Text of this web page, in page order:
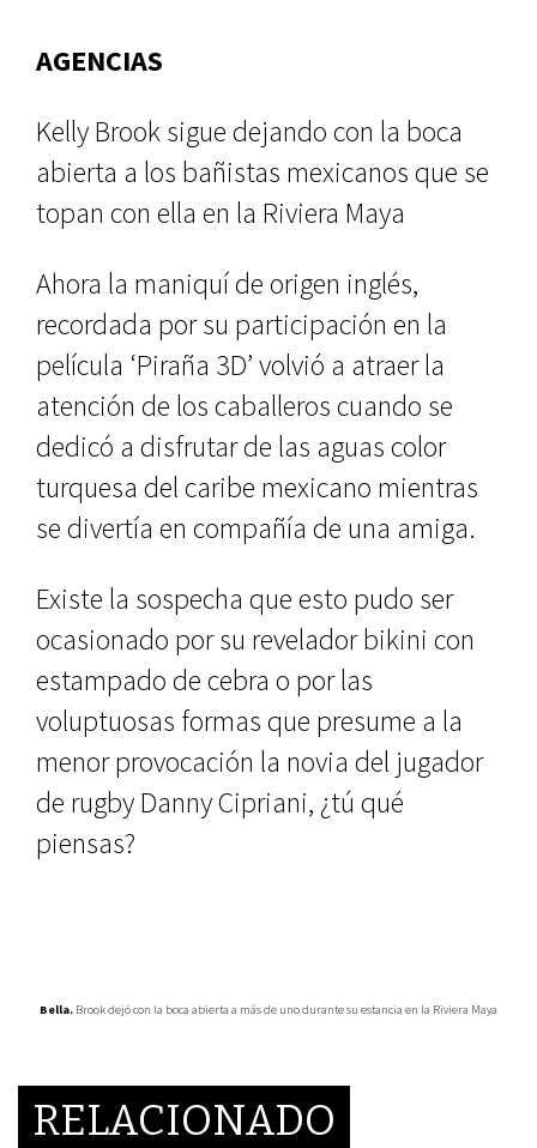
AGENCIAS
Kelly Brook sigue dejando con la boca
abierta a los bañistas mexicanos que se
topan con ella en la Riviera Maya
Ahora la maniquí de origen inglés,
recordada por su participación en la
película ‘Piraña 3D’ volvió a atraer la
atención de los caballeros cuando se
dedicó a disfrutar de las aguas color
turquesa del caribe mexicano mientras
se divertía en compañía de una amiga.
Existe la sospecha que esto pudo ser
ocasionado por su revelador bikini con
estampado de cebra o por las
voluptuosas formas que presume a la
menor provocación la novia del jugador
de rugby Danny Cipriani, ¿tú qué
piensas?
Bella. Brook dejó con la boca abierta a más de uno durante su estancia en la Riviera Maya
RELACIONADO